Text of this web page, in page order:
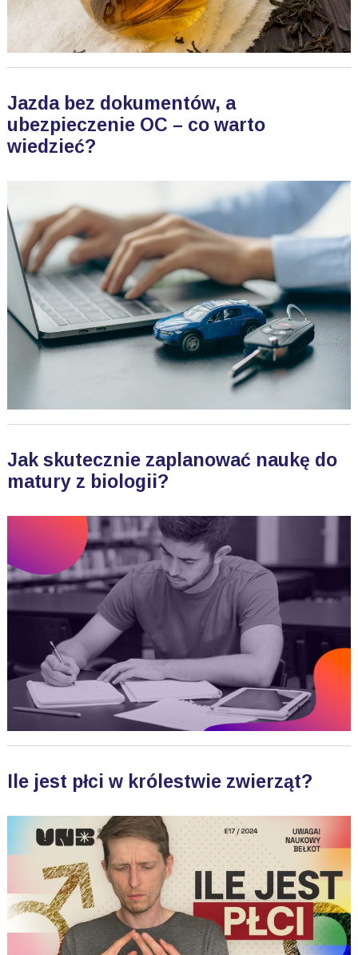
Jazda bez dokumentów, a
ubezpieczenie OC – co warto
wiedzieć?
Jak skutecznie zaplanować naukę do
matury z biologii?
Ile jest płci w królestwie zwierząt?